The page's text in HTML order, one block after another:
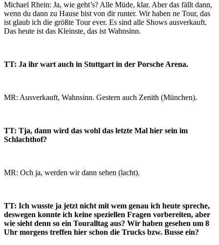
Michael Rhein: Ja, wie geht’s? Alle Müde, klar. Aber das fällt dann,
wenn du dann zu Hause bist von dir runter. Wir haben ne Tour, das
ist glaub ich die größte Tour ever. Es sind alle Shows ausverkauft.
Das heute ist das Kleinste, das ist Wahnsinn.
TT: Ja ihr wart auch in Stuttgart in der Porsche Arena.
MR: Ausverkauft, Wahnsinn. Gestern auch Zenith (München).
TT: Tja, dann wird das wohl das letzte Mal hier sein im
Schlachthof?
MR: Och ja, werden wir dann sehen (lacht).
TT: Ich wusste ja jetzt nicht mit wem genau ich heute spreche,
deswegen konnte ich keine speziellen Fragen vorbereiten, aber
wie sieht denn so ein Touralltag aus? Wir haben gesehen um 8
Uhr morgens treffen hier schon die Trucks bzw. Busse ein?